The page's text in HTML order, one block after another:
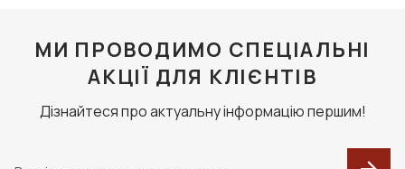
МИ ПРОВОДИМО СПЕЦІАЛЬНІ
АКЦІЇ ДЛЯ КЛІЄНТІВ
Дізнайтеся про актуальну інформацію першим!